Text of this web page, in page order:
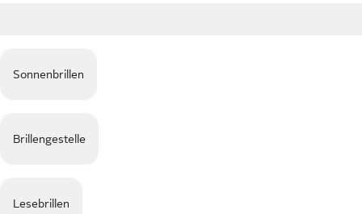
Sonnenbrillen
Brillengestelle
Lesebrillen